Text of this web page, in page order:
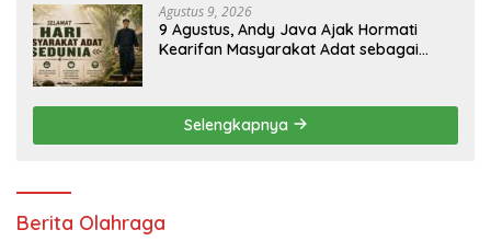
Agustus 9, 2026
9 Agustus, Andy Java Ajak Hormati
Kearifan Masyarakat Adat sebagai
Selengkapnya
Berita Olahraga